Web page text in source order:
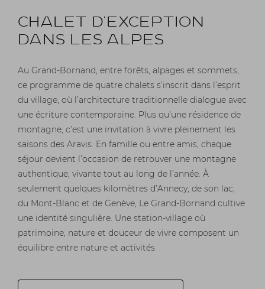
CHALET D’EXCEPTION
DANS LES ALPES
Au Grand-Bornand, entre forêts, alpages et sommets,
ce programme de quatre chalets s’inscrit dans l’esprit
du village, où l’architecture traditionnelle dialogue avec
une écriture contemporaine. Plus qu’une résidence de
montagne, c’est une invitation à vivre pleinement les
saisons des Aravis. En famille ou entre amis, chaque
séjour devient l’occasion de retrouver une montagne
authentique, vivante tout au long de l’année. À
seulement quelques kilomètres d’Annecy, de son lac,
du Mont-Blanc et de Genève, Le Grand-Bornand cultive
une identité singulière. Une station-village où
patrimoine, nature et douceur de vivre composent un
équilibre entre nature et activités.